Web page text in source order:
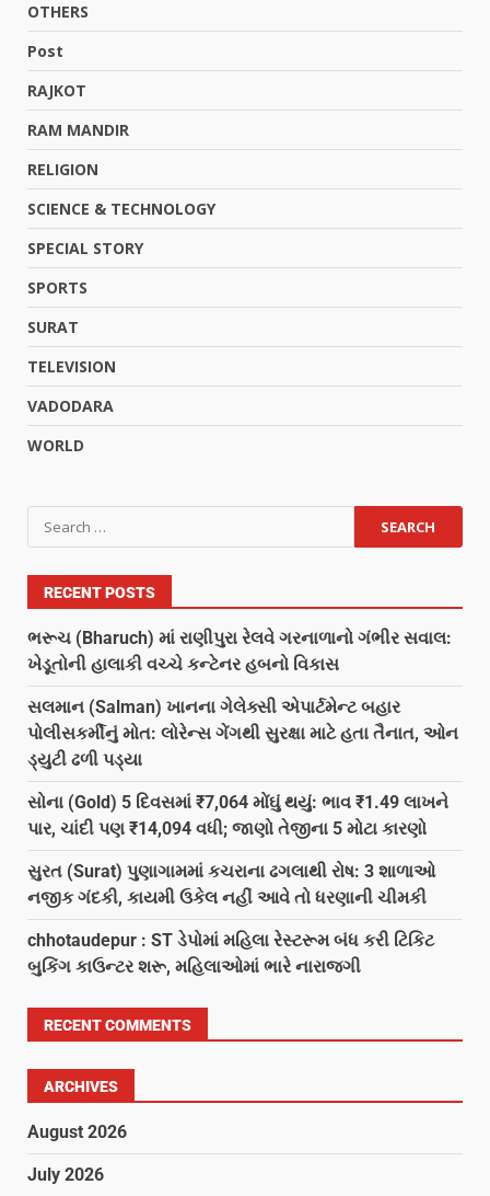
OTHERS
Post
RAJKOT
RAM MANDIR
RELIGION
SCIENCE & TECHNOLOGY
SPECIAL STORY
SPORTS
SURAT
TELEVISION
VADODARA
WORLD
RECENT POSTS
ભરૂચ (Bharuch) માં રાણીપુરા રેલવે ગરનાળાનો ગંભીર સવાલ:
ખેડૂતોની હાલાકી વચ્ચે કન્ટેનર હબનો વિકાસ
સલમાન (Salman) ખાનના ગેલેક્સી એપાર્ટમેન્ટ બહાર
પોલીસકર્મીનું મોત: લોરેન્સ ગેંગથી સુરક્ષા માટે હતા તૈનાત, ઓન
ડ્યુટી ઢળી પડ્યા
સોના (Gold) 5 દિવસમાં ₹7,064 મોંઘું થયું: ભાવ ₹1.49 લાખને
પાર, ચાંદી પણ ₹14,094 વધી; જાણો તેજીના 5 મોટા કારણો
સુરત (Surat) પુણાગામમાં કચરાના ઢગલાથી રોષ: 3 શાળાઓ
નજીક ગંદકી, કાયમી ઉકેલ નહીં આવે તો ધરણાની ચીમકી
chhotaudepur : ST ડેપોમાં મહિલા રેસ્ટરૂમ બંધ કરી ટિકિટ
બુકિંગ કાઉન્ટર શરૂ, મહિલાઓમાં ભારે નારાજગી
RECENT COMMENTS
ARCHIVES
August 2026
July 2026